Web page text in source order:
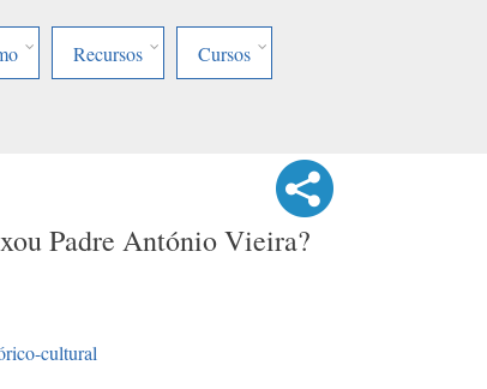
Recursos Cursos
Padre António Vieira?
cultural